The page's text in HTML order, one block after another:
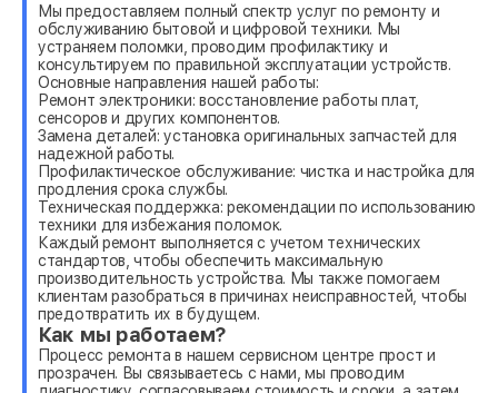
Мы предоставляем полный спектр услуг по ремонту и
обслуживанию бытовой и цифровой техники. Мы
устраняем поломки, проводим профилактику и
консультируем по правильной эксплуатации устройств.
Основные направления нашей работы:
Ремонт электроники: восстановление работы плат,
сенсоров и других компонентов.
Замена деталей: установка оригинальных запчастей для
надежной работы.
Профилактическое обслуживание: чистка и настройка для
продления срока службы.
Техническая поддержка: рекомендации по использованию
техники для избежания поломок.
Каждый ремонт выполняется с учетом технических
стандартов, чтобы обеспечить максимальную
производительность устройства. Мы также помогаем
клиентам разобраться в причинах неисправностей, чтобы
предотвратить их в будущем.
Как мы работаем?
Процесс ремонта в нашем сервисном центре прост и
прозрачен. Вы связываетесь с нами, мы проводим